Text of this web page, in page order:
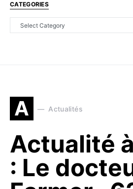
CATEGORIES
A Actualités
Actualité
: Le